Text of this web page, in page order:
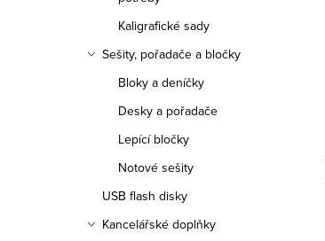
Kaligrafické sady
Sešity, pořadače a bločky
Bloky a deníčky
Desky a pořadače
Lepící bločky
Notové sešity
USB flash disky
Kancelářské doplňky